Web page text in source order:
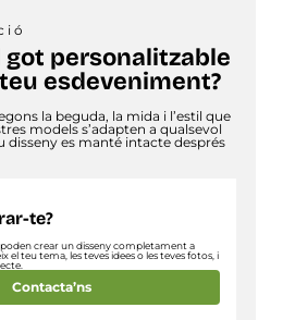
got personalitzable
esdeveniment?
la beguda, la mida i l’estil que
models s’adapten a qualsevol
disseny es manté intacte després
te?
poden crear un disseny completament a
el teu tema, les teves idees o les teves fotos, i
Contacta’ns